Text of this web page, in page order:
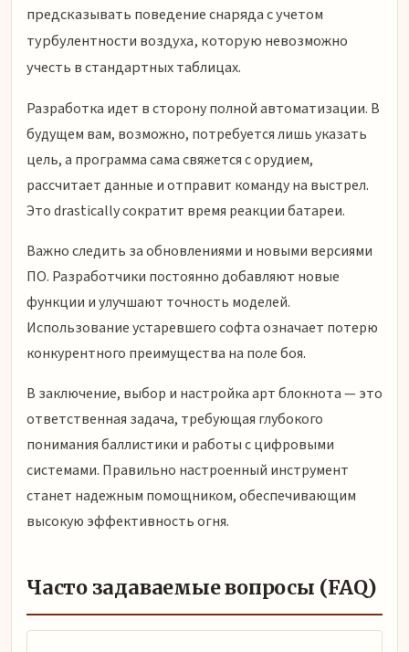
предсказывать поведение снаряда с учетом
турбулентности воздуха, которую невозможно
учесть в стандартных таблицах.
Разработка идет в сторону полной автоматизации. В
будущем вам, возможно, потребуется лишь указать
цель, а программа сама свяжется с орудием,
рассчитает данные и отправит команду на выстрел.
Это drastically сократит время реакции батареи.
Важно следить за обновлениями и новыми версиями
ПО. Разработчики постоянно добавляют новые
функции и улучшают точность моделей.
Использование устаревшего софта означает потерю
конкурентного преимущества на поле боя.
В заключение, выбор и настройка арт блокнота — это
ответственная задача, требующая глубокого
понимания баллистики и работы с цифровыми
системами. Правильно настроенный инструмент
станет надежным помощником, обеспечивающим
высокую эффективность огня.
Часто задаваемые вопросы (FAQ)